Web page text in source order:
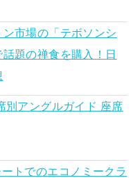
ン市場の「テボソンシ
題の禅食を購入！日
別アングルガイド 座席
トでのエコノミークラ